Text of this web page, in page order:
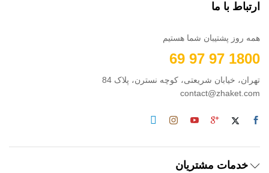
ارتباط با ما
همه روز پشتیبان شما هستیم
1800 97 97 69
تهران، خیابان شریعتی، کوچه نسترن، پلاک 84
contact@zhaket.com
خدمات مشتریان